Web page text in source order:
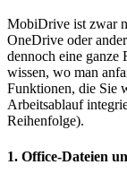
MobiDrive ist zwar
OneDrive oder
dennoch eine ganze
wissen, wo man
Funktionen, die Sie
Arbeitsablauf
Reihenfolge).
1. Office-Dateien